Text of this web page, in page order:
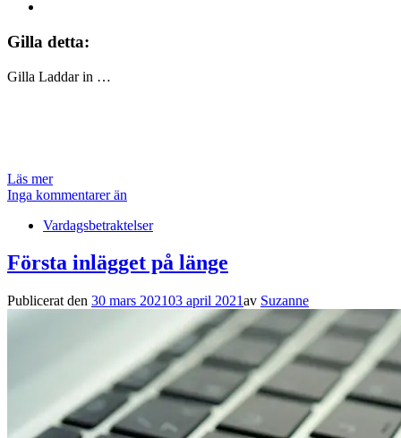
Gilla detta:
Gilla Laddar in …
Läs mer
Inga kommentarer än
Vardagsbetraktelser
Första inlägget på länge
Publicerat den 30 mars 202103 april 2021av Suzanne